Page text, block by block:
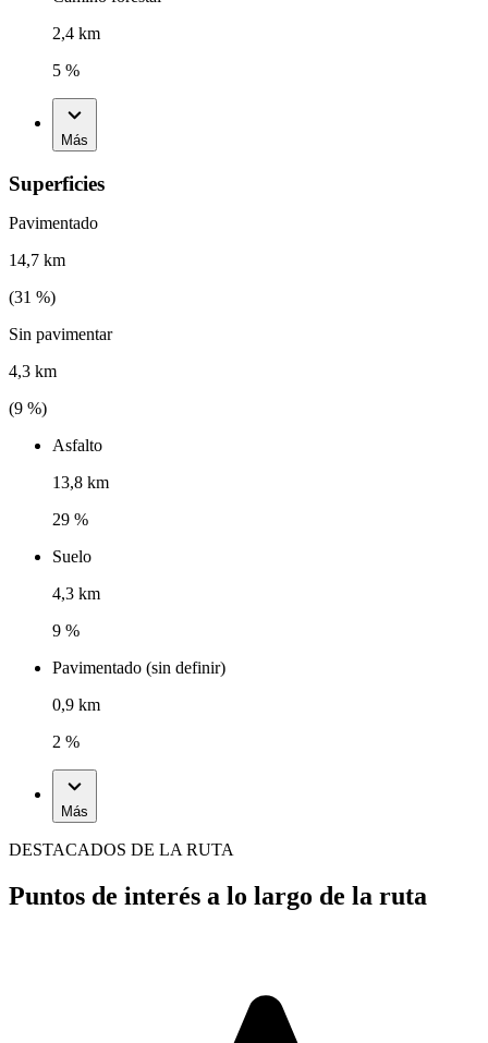
2,4 km
5 %
Más
Superficies
Pavimentado
14,7 km
(31 %)
Sin pavimentar
4,3 km
(9 %)
Asfalto
13,8 km
29 %
Suelo
4,3 km
9 %
Pavimentado (sin definir)
0,9 km
2 %
Más
DESTACADOS DE LA RUTA
Puntos de interés a lo largo de la ruta